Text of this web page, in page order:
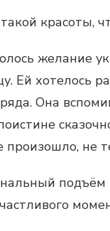
красоты,
желание
Ей хотелось
Она
произошло, не